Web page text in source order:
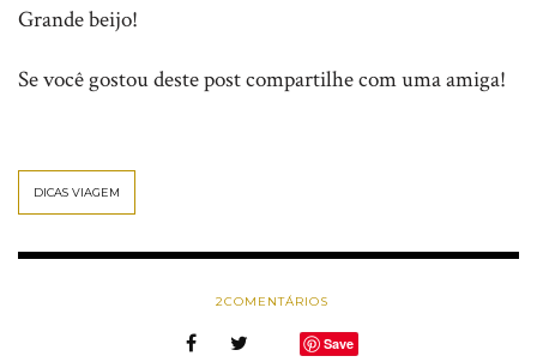
Grande beijo!
Se você gostou deste post compartilhe com uma amiga!
DICAS VIAGEM
2COMENTÁRIOS
Save